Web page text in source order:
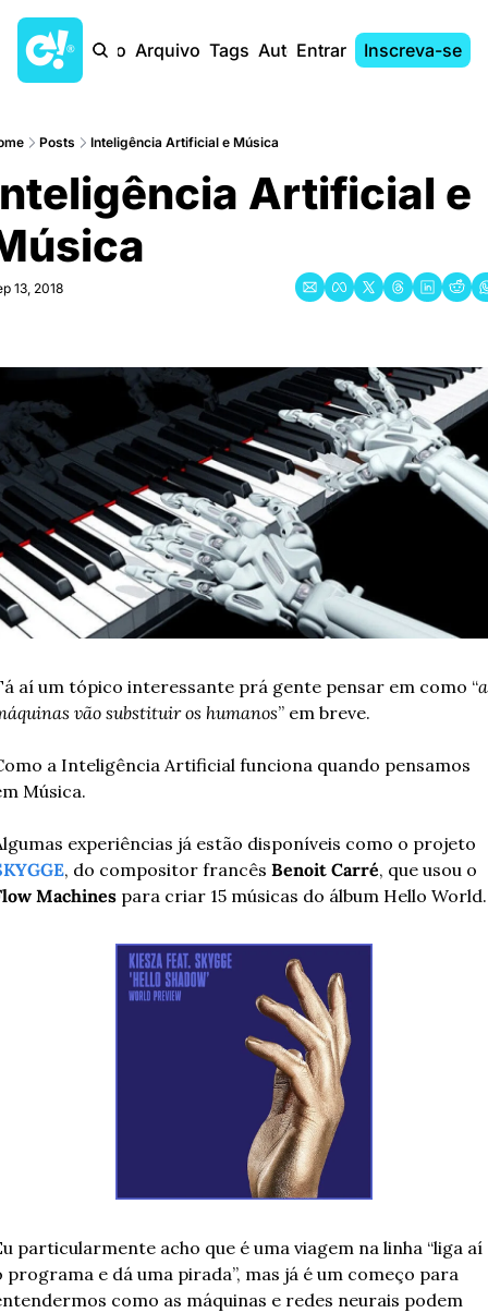
Início Arquivo Tags AutoresEntrar Inscreva-se
Posts Inteligência Artificial e Música
Artificial e
13, 2018
aí um tópico interessante prá gente pensar em como “
vão substituir os humanos” em breve.
a Inteligência Artificial funciona quando pensamos
Música.
, do compositor francês Benoit Carré
Machines para criar 15 músicas do álbum Hello World.
particularmente acho que é uma viagem na linha “liga aí
programa e dá uma pirada”, mas já é um começo para
como as máquinas e redes neurais podem